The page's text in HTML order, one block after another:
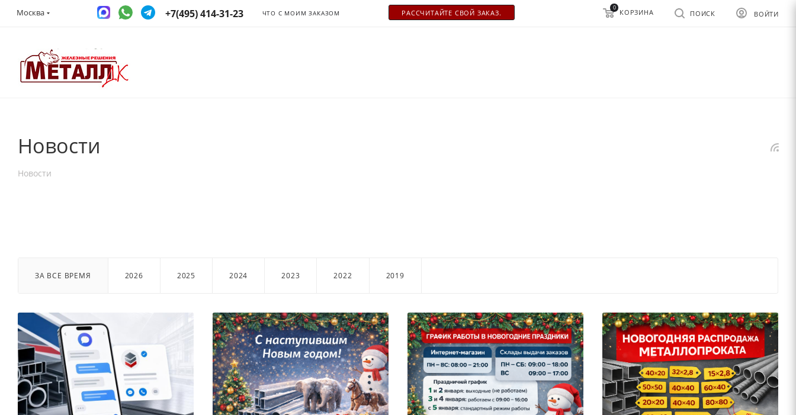
Москва +7(495) 414-31-23 ЧТО С МОИМ ЗАКАЗОМ РАСCЧИТАЙТЕ СВОЙ ЗАКАЗ. ВОЙТИ
ПОИСК
0
КОРЗИНА
Новости
Новости
ЗА ВСЕ ВРЕМЯ 2026 2025 2024 2023 2022 2019